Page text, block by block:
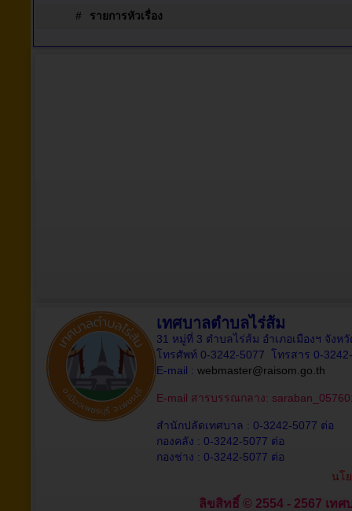
# รายการหัวเรื่อง
เทศบาลตำบลไร่ส้ม
31 หมู่ที่ 3 ตำบลไร่ส้ม อำเภอเมืองฯ จังห
โทรศัพท์ 0-3242-5077 โทรสาร 0-
E-mail : webmaster@raisom.go.th
E-mail สารบรรณกลาง:
สำนักปลัดเทศบาล : 0-3242-5077 ต่อ
กองคลัง : 0-3242-5077 ต่อ
กองช่าง : 0-3242-5077 ต่อ
นโ
ลิขสิทธิ์ © 2554 - 2567 เท